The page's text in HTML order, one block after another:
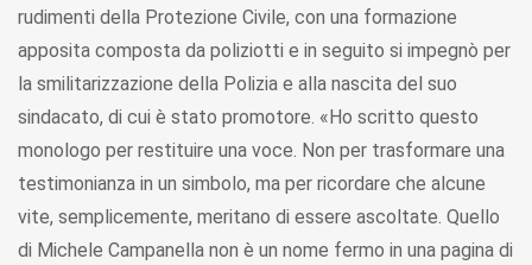
rudimenti della Protezione Civile, con una formazione
apposita composta da poliziotti e in seguito si impegnò per
la smilitarizzazione della Polizia e alla nascita del suo
sindacato, di cui è stato promotore. «Ho scritto questo
monologo per restituire una voce. Non per trasformare una
testimonianza in un simbolo, ma per ricordare che alcune
vite, semplicemente, meritano di essere ascoltate. Quello
di Michele Campanella non è un nome fermo in una pagina di